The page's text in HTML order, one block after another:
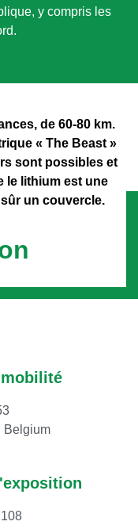
y compris les
de 60-80 km.
« The Beast »
sont possibles et
le lithium est une
un couvercle.
Belgium